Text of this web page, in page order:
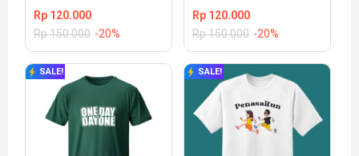
Rp 120.000
Rp150.000 -20%
Rp 120.000
Rp150.000 -20%
SALE! SALE!